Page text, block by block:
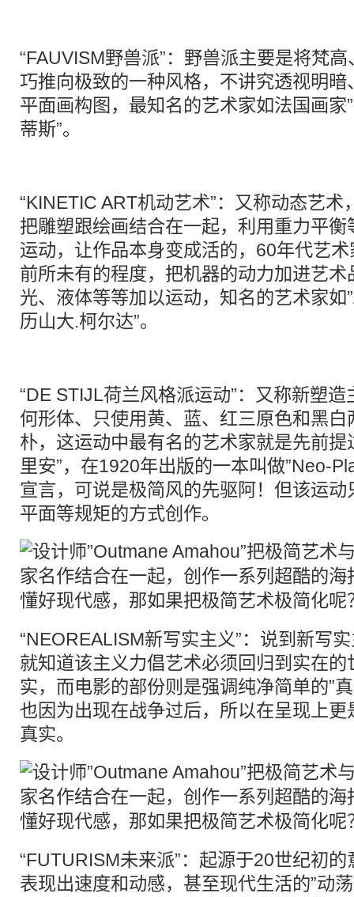
“FAUVISM野兽派”：野兽派主要是将梵
巧推向极致的一种风格，不讲究透视明
平面画构图，最知名的艺术家如法国画家
蒂斯”。
“KINETIC ART机动艺术”：又称动态艺
把雕塑跟绘画结合在一起，利用重力平
运动，让作品本身变成活的，60年代艺
前所未有的程度，把机器的动力加进艺
光、液体等等加以运动，知名的艺术家如
历山大.柯尔达”。
“DE STIJL荷兰风格派运动”：又称新塑
何形体、只使用黄、蓝、红三原色和黑
朴，这运动中最有名的艺术家就是先前提
里安”，在1920年出版的一本叫做”Neo-
宣言，可说是极简风的先驱阿！但该运
平面等规矩的方式创作。
“NEOREALISM新写实主义”：说到新写
就知道该主义力倡艺术必须回归到实在
实，而电影的部份则是强调纯净简单的”
也因为出现在战争过后，所以在呈现上
真实。
“FUTURISM未来派”：起源于20世纪初
表现出速度和动感，甚至现代生活的”动